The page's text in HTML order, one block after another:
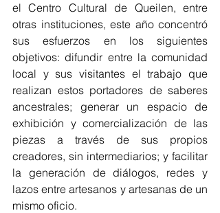
el Centro Cultural de Queilen, entre
otras instituciones, este año concentró
sus esfuerzos en los siguientes
objetivos: difundir entre la comunidad
local y sus visitantes el trabajo que
realizan estos portadores de saberes
ancestrales; generar un espacio de
exhibición y comercialización de las
piezas a través de sus propios
creadores, sin intermediarios; y facilitar
la generación de diálogos, redes y
lazos entre artesanos y artesanas de un
mismo oficio.